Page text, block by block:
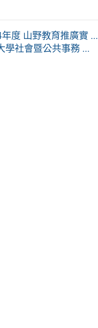
度 山野教育推廣實 ...
學社會暨公共事務 ...